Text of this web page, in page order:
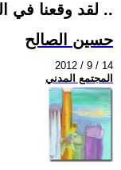
لقد وقعنا في الفخ ..
حسين الصالح
2012 / 9 / 14
المجتمع المدني